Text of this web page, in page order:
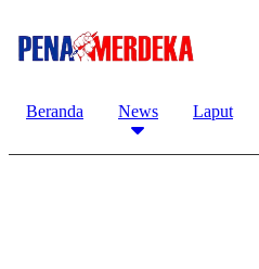
Beranda News Laput